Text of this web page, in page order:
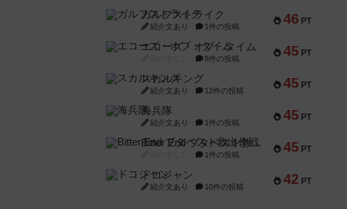
46 PT
ガルフストライク
紹介文あり 1件の投稿
45 PT
エコーズ・オブ・タイム
8件の投稿
45 PT
スカルキング
紹介文あり 12件の投稿
45 PT
海兵隊
紹介文あり 1件の投稿
45 PT
Bitter End ブタペスト救出作戦
1件の投稿
42 PT
ドコジャン
紹介文あり 10件の投稿